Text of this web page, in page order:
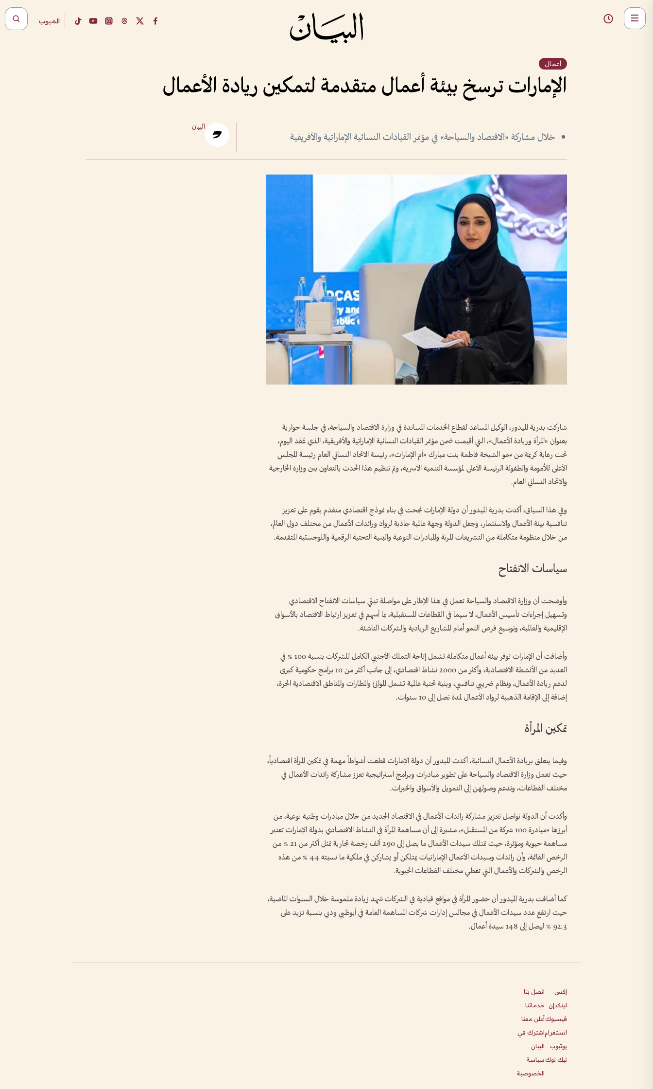
المبوب
أعمال
الإمارات ترسخ بيئة أعمال متقدمة لتمكين ريادة الأعمال
خلال مشاركة «الاقتصاد والسياحة» في مؤتمر القيادات النسائية الإماراتية والأفريقية
البيان
شاركت بدرية الميدور، الوكيل المساعد لقطاع الخدمات المساندة في وزارة الاقتصاد والسياحة، في جلسة حوارية
بعنوان «المرأة وريادة الأعمال»، التي أقيمت ضمن مؤتمر القيادات النسائية الإماراتية والأفريقية، الذي عُقد اليوم،
تحت رعاية كريمة من سمو الشيخة فاطمة بنت مبارك «أم الإمارات»، رئيسة الاتحاد النسائي العام رئيسة المجلس
الأعلى للأمومة والطفولة الرئيسة الأعلى لمؤسسة التنمية الأسرية، وتم تنظيم هذا الحدث بالتعاون بين وزارة الخارجية
والاتحاد النسائي العام.
وفي هذا السياق، أكدت بدرية الميدور أن دولة الإمارات نجحت في بناء نموذج اقتصادي متقدم يقوم على تعزيز
تنافسية بيئة الأعمال والاستثمار، وجعل الدولة وجهة عالمية جاذبة لرواد ورائدات الأعمال من مختلف دول العالم،
من خلال منظومة متكاملة من التشريعات المرنة والمبادرات النوعية والبنية التحتية الرقمية واللوجستية المتقدمة.
سياسات الانفتاح
وأوضحت أن وزارة الاقتصاد والسياحة تعمل في هذا الإطار على مواصلة تبنّي سياسات الانفتاح الاقتصادي
وتسهيل إجراءات تأسيس الأعمال، لا سيما في القطاعات المستقبلية، بما أسهم في تعزيز ارتباط الاقتصاد بالأسواق
الإقليمية والعالمية، وتوسيع فرص النمو أمام المشاريع الريادية والشركات الناشئة.
وأضافت أن الإمارات توفر بيئة أعمال متكاملة تشمل إتاحة التملك الأجنبي الكامل للشركات بنسبة 100 % في
العديد من الأنشطة الاقتصادية، وأكثر من 2000 نشاط اقتصادي، إلى جانب أكثر من 10 برامج حكومية كبرى
لدعم ريادة الأعمال، ونظام ضريبي تنافسي، وبنية تحتية عالمية تشمل الموانئ والمطارات والمناطق الاقتصادية الحرة،
إضافة إلى الإقامة الذهبية لرواد الأعمال لمدة تصل إلى 10 سنوات.
تمكين المرأة
وفيما يتعلق بريادة الأعمال النسائية، أكدت الميدور أن دولة الإمارات قطعت أشواطاً مهمة في تمكين المرأة اقتصادياً،
حيث تعمل وزارة الاقتصاد والسياحة على تطوير مبادرات وبرامج استراتيجية تعزز مشاركة رائدات الأعمال في
مختلف القطاعات، وتدعم وصولهن إلى التمويل والأسواق والخبرات.
وأكدت أن الدولة تواصل تعزيز مشاركة رائدات الأعمال في الاقتصاد الجديد من خلال مبادرات وطنية نوعية، من
أبرزها «مبادرة 100 شركة من المستقبل»، مشيرة إلى أن مساهمة المرأة في النشاط الاقتصادي بدولة الإمارات تعتبر
مساهمة حيوية ومؤثرة، حيث تمتلك سيدات الأعمال ما يصل إلى 290 ألف رخصة تجارية تمثل أكثر من 21 % من
الرخص القائمة، وأن رائدات وسيدات الأعمال الإماراتيات يمتلكن أو يشاركن في ملكية ما نسبته 44 % من هذه
الرخص والشركات والأعمال التي تغطي مختلف القطاعات الحيوية.
كما أضافت بدرية الميدور أن حضور المرأة في مواقع قيادية في الشركات شهد زيادة ملموسة خلال السنوات الماضية،
حيث ارتفع عدد سيدات الأعمال في مجالس إدارات شركات المساهمة العامة في أبوظبي ودبي بنسبة تزيد على
92.3 % ليصل إلى 148 سيدة أعمال.
إكس
لينكدإن
فيسبوك
انستغرام
يوتيوب
تيك توك
اتصل بنا
خدماتنا
أعلن معنا
اشترك في
البيان
سياسة
الخصوصية